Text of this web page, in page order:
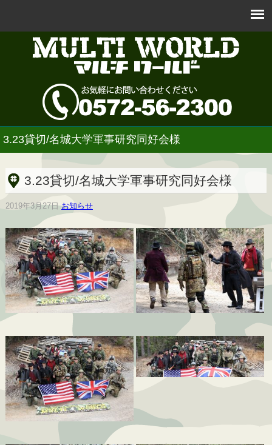
3.23貸切/名城大学軍事研究同好会様
3.23貸切/名城大学軍事研究同好会様
2019年3月27日 お知らせ